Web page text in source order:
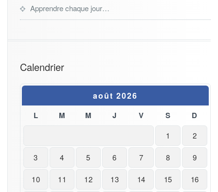
Apprendre chaque jour…
Calendrier
août 2026
L M M J V S D
1 2
3 4 5 6 7 8 9
10 11 12 13 14 15 16